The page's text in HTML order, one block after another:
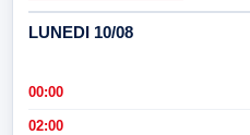
LUNEDI 10/08
00:00
02:00